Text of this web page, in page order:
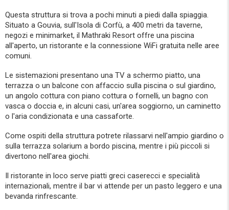
Questa struttura si trova a pochi minuti a piedi dalla spiaggia.
Situato a Gouvia, sull'Isola di Corfù, a 400 metri da taverne,
negozi e minimarket, il Mathraki Resort offre una piscina
all'aperto, un ristorante e la connessione WiFi gratuita nelle aree
comuni.
Le sistemazioni presentano una TV a schermo piatto, una
terrazza o un balcone con affaccio sulla piscina o sul giardino,
un angolo cottura con piano cottura o fornelli, un bagno con
vasca o doccia e, in alcuni casi, un'area soggiorno, un caminetto
o l'aria condizionata e una cassaforte.
Come ospiti della struttura potrete rilassarvi nell'ampio giardino o
sulla terrazza solarium a bordo piscina, mentre i più piccoli si
divertono nell'area giochi.
Il ristorante in loco serve piatti greci caserecci e specialità
internazionali, mentre il bar vi attende per un pasto leggero e una
bevanda rinfrescante.